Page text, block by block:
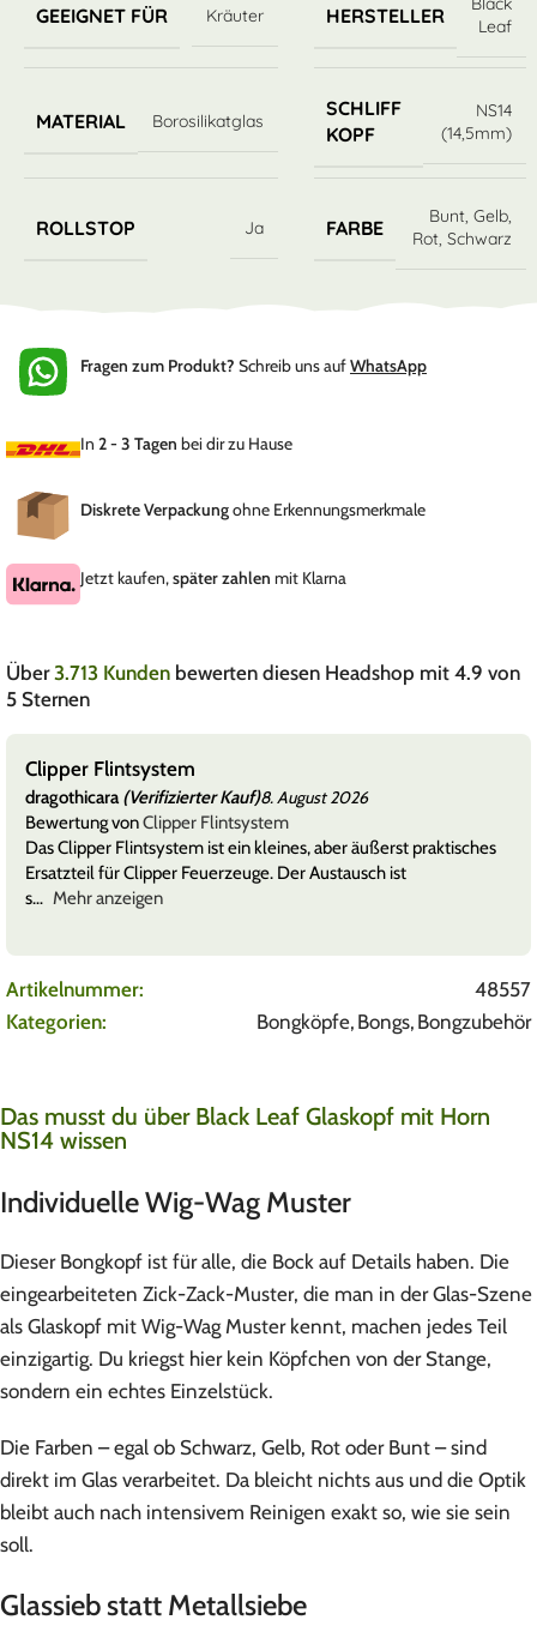
GEEIGNET FÜR Kräuter HERSTELLER
Leaf
MATERIAL Borosilikatglas
SCHLIFF
KOPF
NS14
(14,5mm)
ROLLSTOP Ja FARBE Bunt,Gelb,
Rot,Schwarz
Fragen zum Produkt? Schreib uns aufWhatsApp
In 2 - 3 Tagen bei dir zu Hause
Diskrete Verpackungohne Erkennungsmerkmale
Jetzt kaufen,später zahlen mit Klarna
Über3.713 Kunden bewerten diesen Headshop mit 4.9 von
5 Sternen
Clipper Flintsystem
dragothicara(Verifizierter Kauf)8. August 2026
Bewertung vonClipper Flintsystem
Das Clipper Flintsystem ist ein kleines, aber äußerst praktisches
Ersatzteil für Clipper Feuerzeuge. Der Austausch ist
Mehr anzeigen
Artikelnummer:
48557
Kategorien:
Bongköpfe, Bongs, Bongzubehör
Das musst du über Black Leaf Glaskopf mit Horn
NS14 wissen
Individuelle Wig-Wag Muster
Dieser Bongkopf ist für alle, die Bock auf Details haben. Die
eingearbeiteten Zick-Zack-Muster, die man in der Glas-Szene
als Glaskopf mit Wig-Wag Muster kennt, machen jedes Teil
einzigartig. Du kriegst hier kein Köpfchen von der Stange,
sondern ein echtes Einzelstück.
Die Farben – egal ob Schwarz, Gelb, Rot oder Bunt – sind
direkt im Glas verarbeitet. Da bleicht nichts aus und die Optik
bleibt auch nach intensivem Reinigen exakt so, wie sie sein
soll.
Glassieb statt Metallsiebe